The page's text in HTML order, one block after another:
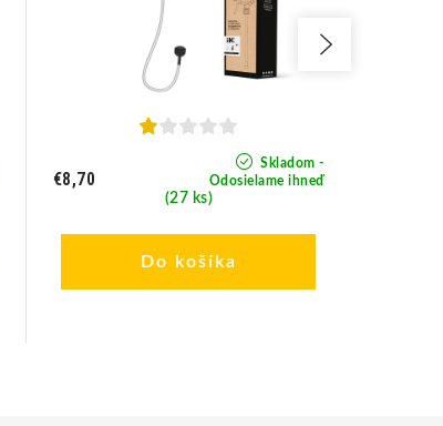
Skladom -
Odosielame ihneď
(27 ks)
€8,70
Do košíka